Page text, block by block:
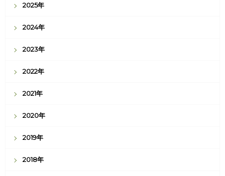
2025年
2024年
2023年
2022年
2021年
2020年
2019年
2018年